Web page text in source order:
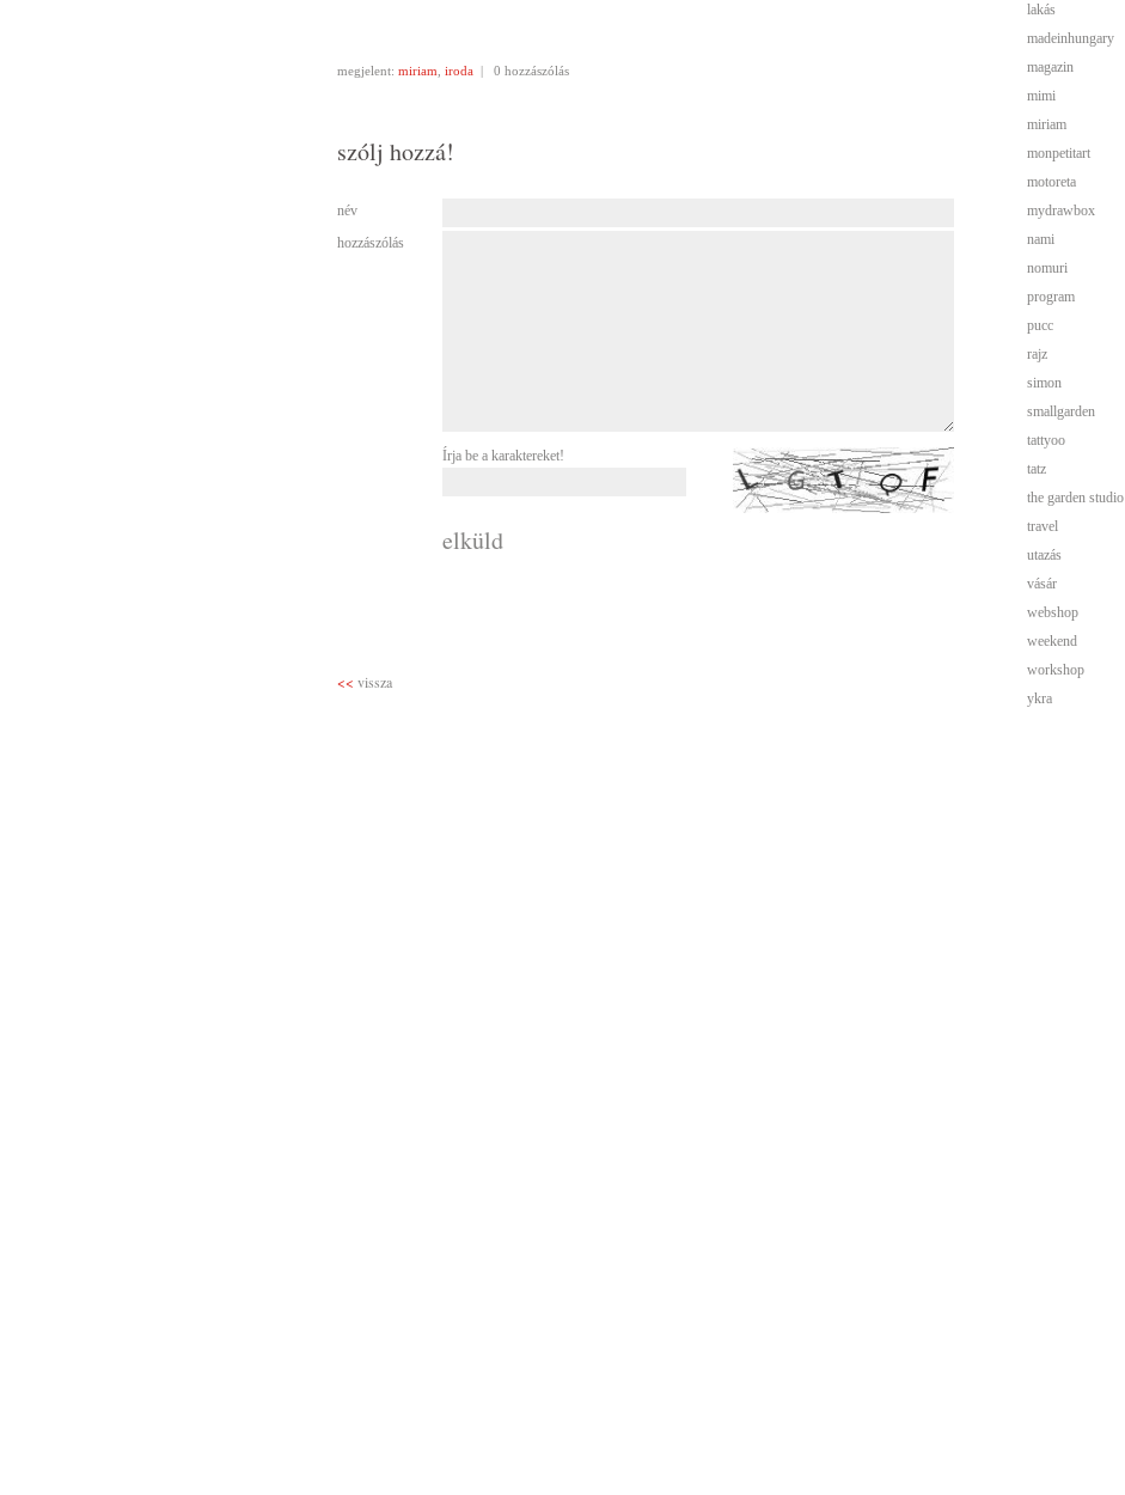
megjelent: miriam iroda | 0 hozzászólás
szólj hozzá!
név
hozzászólás
Írja be a karaktereket!
elküld
<< vissza
lakás
madeinhungary
magazin
mimi
miriam
monpetitart
motoreta
mydrawbox
nami
nomuri
program
pucc
rajz
simon
smallgarden
tattyoo
tatz
the garden studio
travel
utazás
vásár
webshop
weekend
workshop
ykra